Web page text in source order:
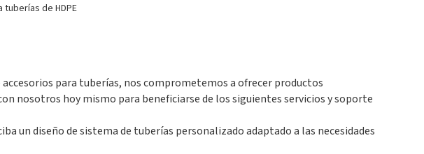
de HDPE
para tuberías, nos comprometemos a ofrecer productos
nosotros hoy mismo para beneficiarse de los siguientes servicios y soporte
un diseño de sistema de tuberías personalizado adaptado a las necesidades